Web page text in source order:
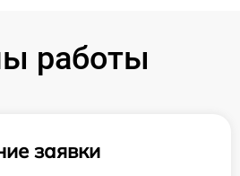
работы
заявки